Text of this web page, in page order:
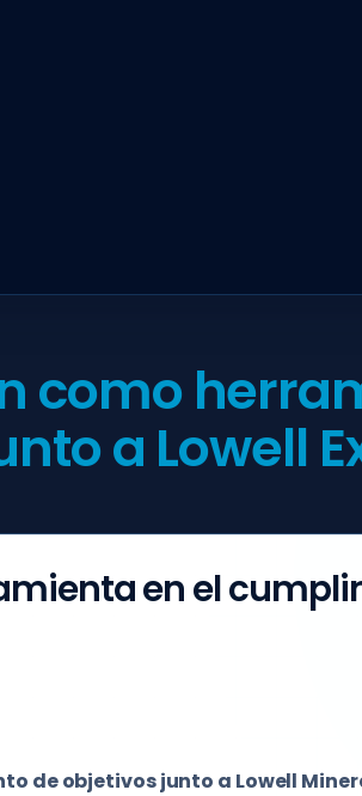
como
a Lowell
en el
de objetivos junto a Lowell